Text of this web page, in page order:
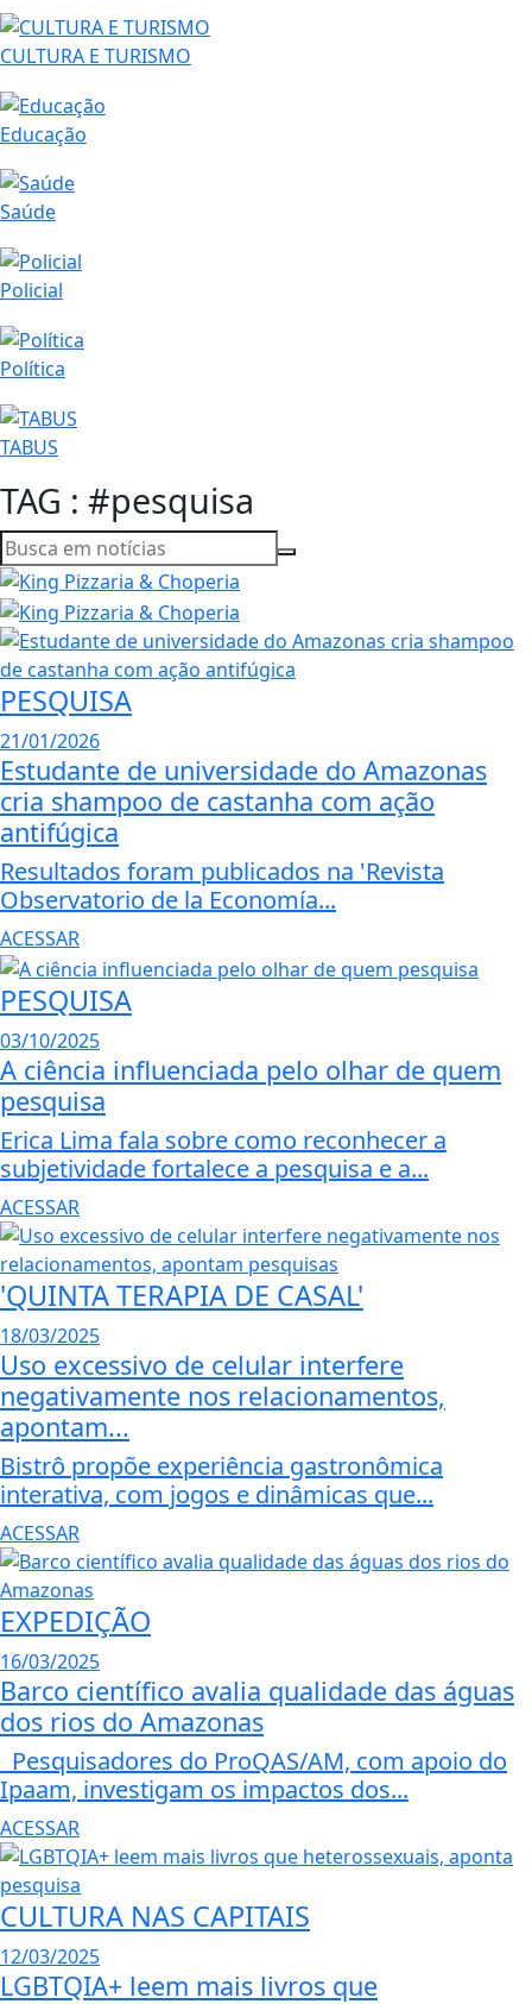
CULTURA E TURISMO
Educação
Saúde
Policial
Política
TABUS
TAG : #pesquisa
PESQUISA
21/01/2026
Estudante de universidade do Amazonas
cria shampoo de castanha com ação
antifúgica
Resultados foram publicados na 'Revista
Observatorio de la Economía...
ACESSAR
PESQUISA
03/10/2025
A ciência influenciada pelo olhar de quem
pesquisa
Erica Lima fala sobre como reconhecer a
subjetividade fortalece a pesquisa e a...
ACESSAR
'QUINTA TERAPIA DE CASAL'
18/03/2025
Uso excessivo de celular interfere
negativamente nos relacionamentos,
apontam...
Bistrô propõe experiência gastronômica
interativa, com jogos e dinâmicas que...
ACESSAR
EXPEDIÇÃO
16/03/2025
Barco científico avalia qualidade das águas
dos rios do Amazonas
Pesquisadores do ProQAS/AM, com apoio do
Ipaam, investigam os impactos dos...
ACESSAR
CULTURA NAS CAPITAIS
12/03/2025
LGBTQIA+ leem mais livros que